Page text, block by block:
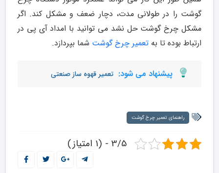
گوشت را در طولانی مدت، دچار ضعف و مشکل کند. اگر
مشکل چرخ گوشت حل نشد می توانید با امداد آی پی در
ارتباط بوده تا به تعمیر چرخ گوشت شما بپردازد.
پیشنهاد می شود: تعمیر قهوه ساز صنعتی
راهنمای تعمیر چرخ گوشت
3/5 - (1 امتیاز)